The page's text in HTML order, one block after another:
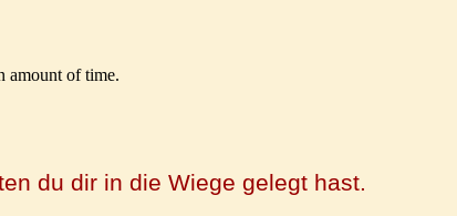
du dir in die Wiege gelegt hast.